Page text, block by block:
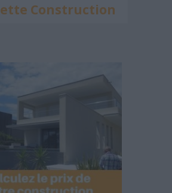
Construction